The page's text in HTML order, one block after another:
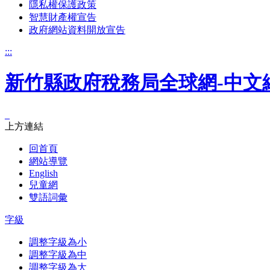
隱私權保護政策
智慧財產權宣告
政府網站資料開放宣告
:::
新竹縣政府稅務局全球網-中文
上方連結
回首頁
網站導覽
English
兒童網
雙語詞彙
字級
調整字級為小
調整字級為中
調整字級為大